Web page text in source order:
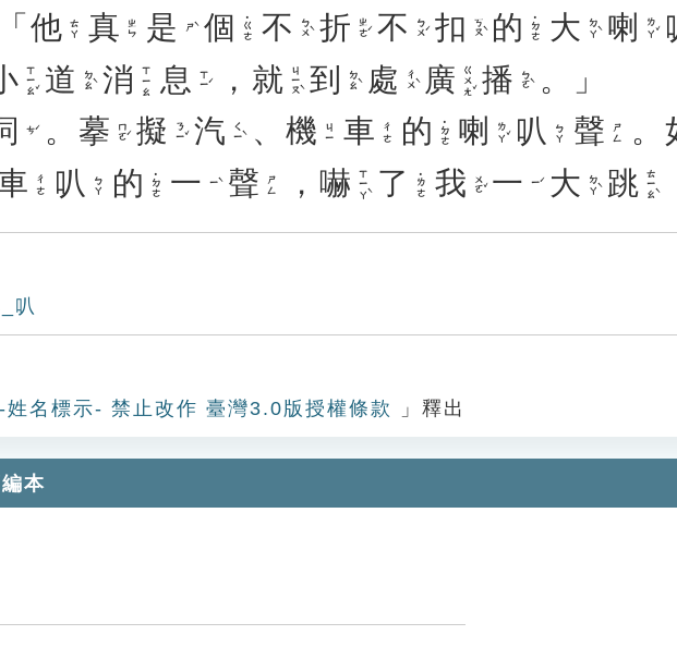
他 ㄊㄚ 真 ㄓㄣ 是 ㄕˋ 個 ˙ㄍㄜ 不 ㄅㄨˋ 折 ㄓㄜˊ 不 ㄅㄨˊ 扣 ㄎㄡˋ 的 ˙ㄉㄜ 大 ㄉㄚˋ 喇 ㄌㄚˇ
ㄒㄧㄠˇ 道 ㄉㄠˋ 消 ㄒㄧㄠ 息 ㄒㄧˊ ， 就 ㄐㄧㄡˋ 到 ㄉㄠˋ 處 ㄔㄨˋ 廣 ㄍㄨㄤˇ 播 ㄅㄛˋ 。」
ㄘˊ 。 摹 ㄇㄛˊ 擬 ㄋㄧˇ 汽 ㄑㄧˋ 、 機 ㄐㄧ 車 ㄔㄜ 的 ˙ㄉㄜ 喇 ㄌㄚˇ 叭 ㄅㄚ 聲 ㄕㄥ 。
ㄔㄜ 叭 ㄅㄚ 的 ˙ㄉㄜ 一 ㄧˋ 聲 ㄕㄥ ， 嚇 ㄒㄧㄚˋ 了 ˙ㄌㄜ 我 ㄨㄛˇ 一 ㄧˊ 大 ㄉㄚˋ 跳 ㄊㄧㄠˋ
叭
姓名標示- 禁止改作 臺灣3.0版授權條款 」釋出
本